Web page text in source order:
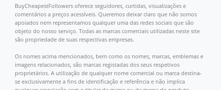
BuyCheapestFollowers oferece seguidores, curtidas, visualizações e
comentários a preços acessíveis. Queremos deixar claro que não somos
apoiados nem representamos qualquer uma das redes sociais que são
objeto do nosso serviço. Todas as marcas comerciais utilizadas neste site
são propriedade de suas respectivas empresas.
Os nomes acima mencionados, bem como os nomes, marcas, emblemas e
imagens relacionados, são marcas registadas dos seus respetivos
proprietários. A utilização de qualquer nome comercial ou marca destina-
se exclusivamente a fins de identificação e referência e não implica